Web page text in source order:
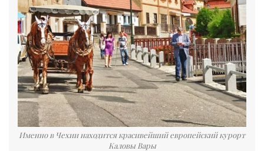
Именно в Чехии находится красивейший европейский курорт
Каловы Вары